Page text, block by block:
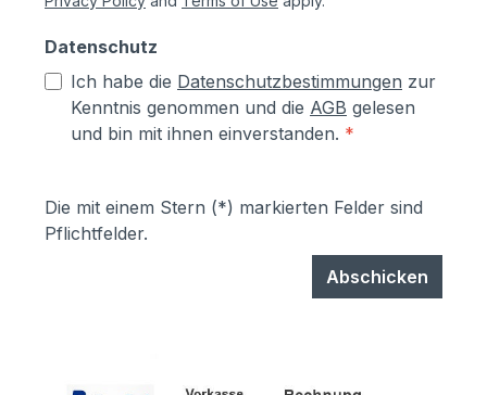
Datenschutz
Ich habe die Datenschutzbestimmungen zur
Kenntnis genommen und die AGB gelesen
und bin mit ihnen einverstanden. *
Die mit einem Stern (*) markierten Felder sind
Pflichtfelder.
Abschicken